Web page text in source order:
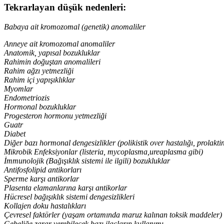
Tekrarlayan düşük nedenleri:
Babaya ait kromozomal (genetik) anomaliler
Anneye ait kromozomal anomaliler
Anatomik, yapısal bozukluklar
Rahimin doğuştan anomalileri
Rahim ağzı yetmezliği
Rahim içi yapışıklıklar
Myomlar
Endometriozis
Hormonal bozukluklar
Progesteron hormonu yetmezliği
Guatr
Diabet
Diğer bazı hormonal dengesizlikler (polikistik over hastalığı,
Mikrobik Enfeksiyonlar (listeria, mycoplasma,ureaplasma gibi)
İmmunolojik (Bağışıklık sistemi ile ilgili) bozukluklar
Antifosfolipid antikorları
Sperme karşı antikorlar
Plasenta elamanlarına karşı antikorlar
Hücresel bağışıklık sistemi dengesizlikleri
Kollajen doku hastalıkları
Çevresel faktörler (yaşam ortamında maruz kalınan toksik maddeler)